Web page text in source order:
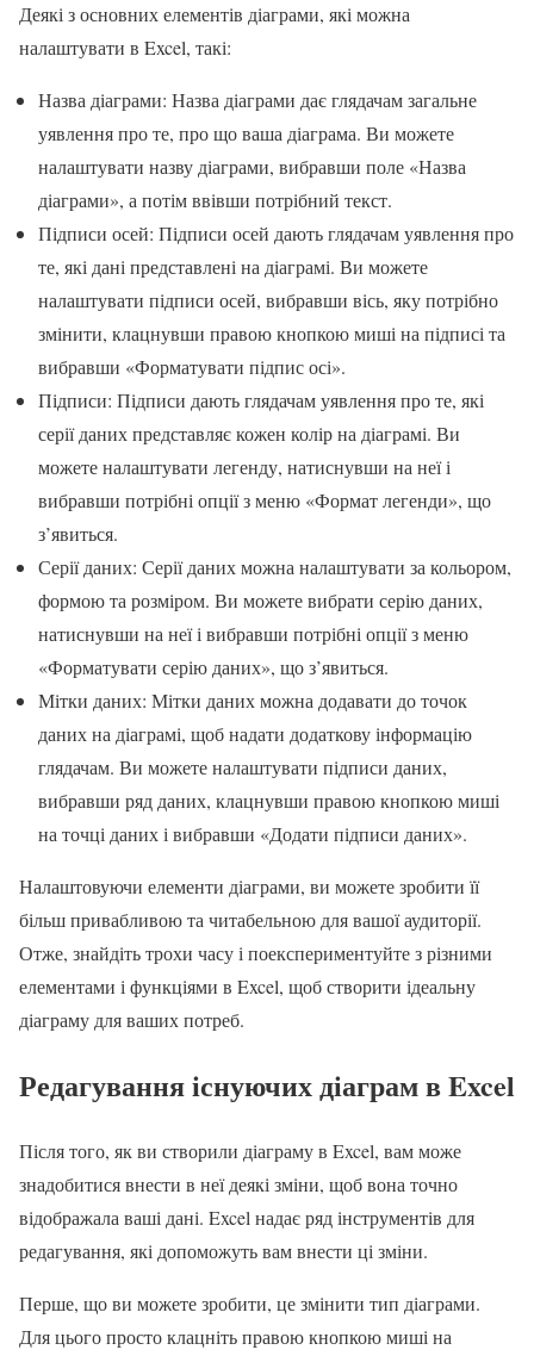
Деякі з основних елементів діаграми, які можна
налаштувати в Excel, такі:
Назва діаграми: Назва діаграми дає глядачам загальне
уявлення про те, про що ваша діаграма. Ви можете
налаштувати назву діаграми, вибравши поле «Назва
діаграми», а потім ввівши потрібний текст.
Підписи осей: Підписи осей дають глядачам уявлення про
те, які дані представлені на діаграмі. Ви можете
налаштувати підписи осей, вибравши вісь, яку потрібно
змінити, клацнувши правою кнопкою миші на підписі та
вибравши «Форматувати підпис осі».
Підписи: Підписи дають глядачам уявлення про те, які
серії даних представляє кожен колір на діаграмі. Ви
можете налаштувати легенду, натиснувши на неї і
вибравши потрібні опції з меню «Формат легенди», що
з’явиться.
Серії даних: Серії даних можна налаштувати за кольором,
формою та розміром. Ви можете вибрати серію даних,
натиснувши на неї і вибравши потрібні опції з меню
«Форматувати серію даних», що з’явиться.
Мітки даних: Мітки даних можна додавати до точок
даних на діаграмі, щоб надати додаткову інформацію
глядачам. Ви можете налаштувати підписи даних,
вибравши ряд даних, клацнувши правою кнопкою миші
на точці даних і вибравши «Додати підписи даних».
Налаштовуючи елементи діаграми, ви можете зробити її
більш привабливою та читабельною для вашої аудиторії.
Отже, знайдіть трохи часу і поекспериментуйте з різними
елементами і функціями в Excel, щоб створити ідеальну
діаграму для ваших потреб.
Редагування існуючих діаграм в Excel
Після того, як ви створили діаграму в Excel, вам може
знадобитися внести в неї деякі зміни, щоб вона точно
відображала ваші дані. Excel надає ряд інструментів для
редагування, які допоможуть вам внести ці зміни.
Перше, що ви можете зробити, це змінити тип діаграми.
Для цього просто клацніть правою кнопкою миші на